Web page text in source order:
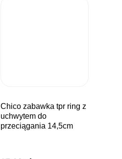
chico zabawka tpr ring z
uchwytem do
przeciągania 14,5cm